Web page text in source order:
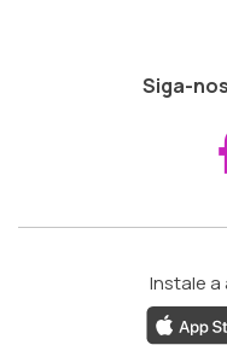
Siga-
Instale